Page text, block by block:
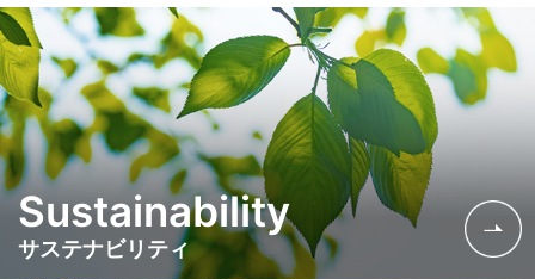
Sustainability
サステナビリティ